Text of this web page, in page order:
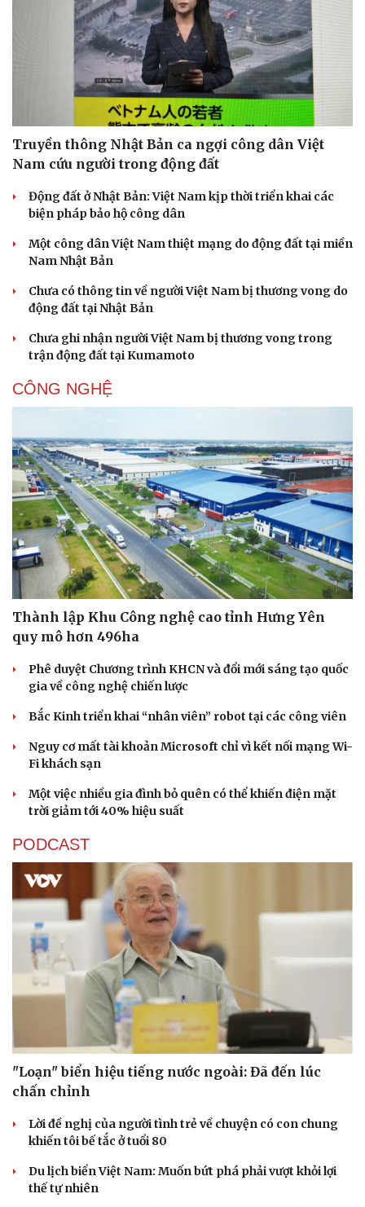
Dinh dưỡng - món ngon
Cây thuốc
Sản phụ khoa
Nhi khoa
Làm đẹp - giảm cân
Phòng mạch online
Đời sống
Nhà đẹp
Blog
Tình yêu - Gia đình
Truyền thông Nhật Bản ca ngợi công dân Việt
Nam cứu người trong động đất
Động đất ở Nhật Bản: Việt Nam kịp thời triển khai các
biện pháp bảo hộ công dân
Một công dân Việt Nam thiệt mạng do động đất tại miền
Nam Nhật Bản
Chưa có thông tin về người Việt Nam bị thương vong do
động đất tại Nhật Bản
Chưa ghi nhận người Việt Nam bị thương vong trong
trận động đất tại Kumamoto
CÔNG NGHỆ
Thành lập Khu Công nghệ cao tỉnh Hưng Yên
quy mô hơn 496ha
Phê duyệt Chương trình KHCN và đổi mới sáng tạo quốc
gia về công nghệ chiến lược
Bắc Kinh triển khai “nhân viên” robot tại các công viên
Nguy cơ mất tài khoản Microsoft chỉ vì kết nối mạng Wi-
Fi khách sạn
Một việc nhiều gia đình bỏ quên có thể khiến điện mặt
trời giảm tới 40% hiệu suất
PODCAST
"Loạn" biển hiệu tiếng nước ngoài: Đã đến lúc
chấn chỉnh
Lời đề nghị của người tình trẻ về chuyện có con chung
khiến tôi bế tắc ở tuổi 80
Du lịch biển Việt Nam: Muốn bứt phá phải vượt khỏi lợi
thế tự nhiên